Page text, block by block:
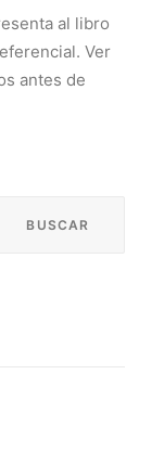
al libro
Ver
antes de